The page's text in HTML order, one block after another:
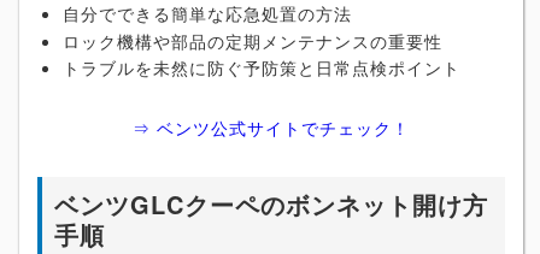
自分でできる簡単な応急処置の方法
ロック機構や部品の定期メンテナンスの重要性
トラブルを未然に防ぐ予防策と日常点検ポイント
⇒ ベンツ公式サイトでチェック！
ベンツGLCクーペのボンネット開け方
手順